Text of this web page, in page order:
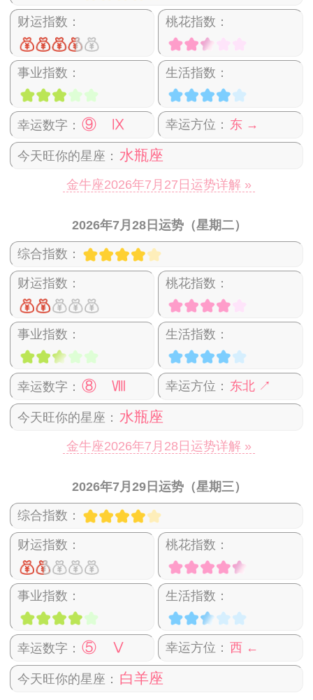
财运指数： 桃花指数：
事业指数： 生活指数：
幸运数字： ⑨ Ⅸ 幸运方位： 东 →
今天旺你的星座： 水瓶座
金牛座2026年7月27日运势详解 »
2026年7月28日运势（星期二）
综合指数：
财运指数： 桃花指数：
事业指数： 生活指数：
幸运数字： ⑧ Ⅷ 幸运方位： 东北 ↗
今天旺你的星座： 水瓶座
金牛座2026年7月28日运势详解 »
2026年7月29日运势（星期三）
综合指数：
财运指数： 桃花指数：
事业指数： 生活指数：
幸运数字： ⑤ Ⅴ 幸运方位： 西 ←
今天旺你的星座： 白羊座